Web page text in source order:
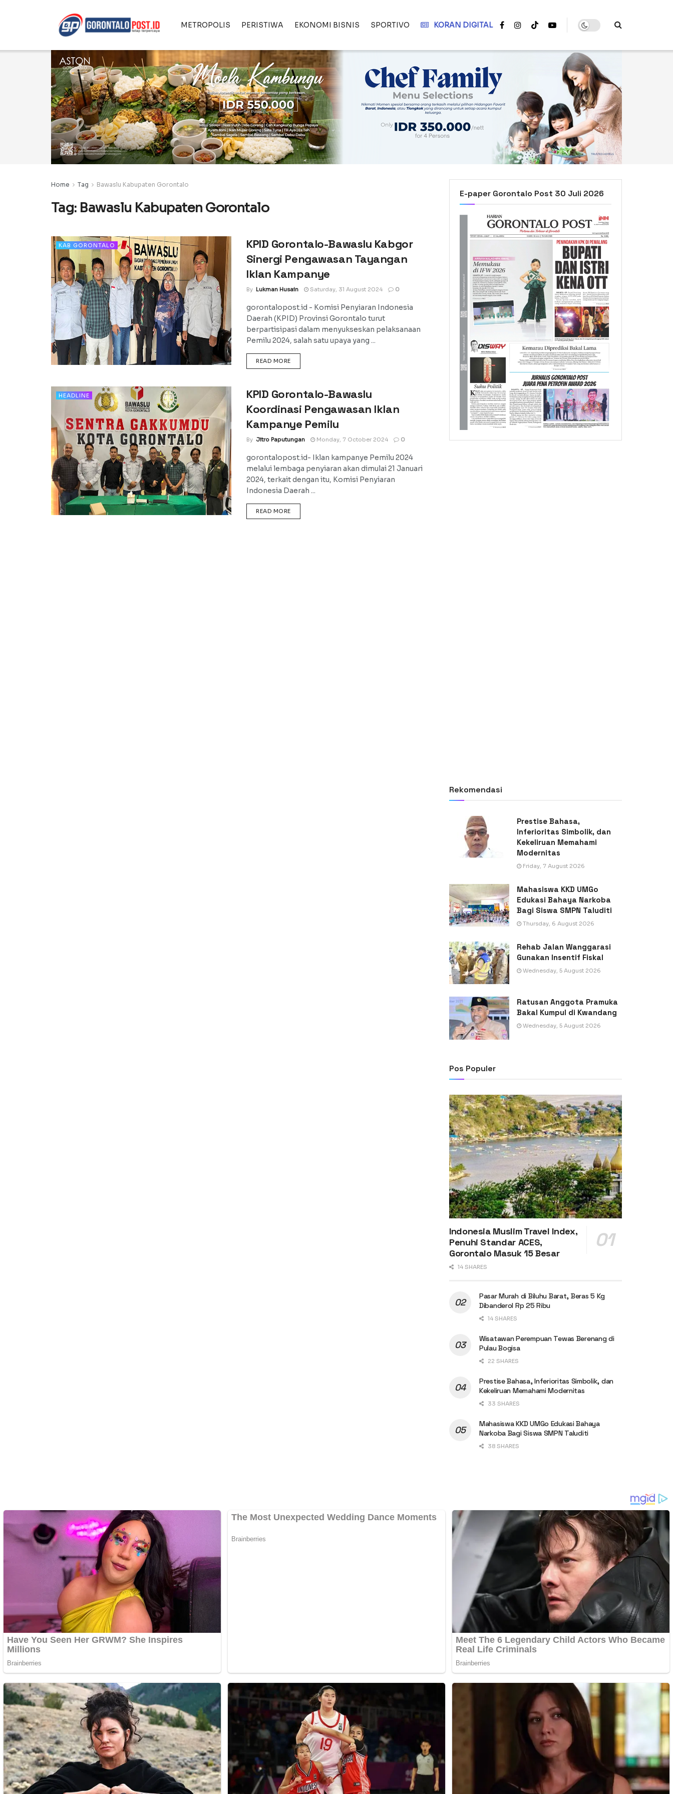
METROPOLIS PERISTIWA EKONOMI BISNIS SPORTIVO KORAN DIGITAL
Home Tag Bawaslu Kabupaten Gorontalo
Tag: Bawaslu Kabupaten Gorontalo
KAB GORONTALO
KPID Gorontalo-Bawaslu Kabgor
Sinergi Pengawasan Tayangan
Iklan Kampanye
By Lukman Husain Saturday, 31 August 2024 0
gorontalopost.id - Komisi Penyiaran Indonesia
Daerah (KPID) Provinsi Gorontalo turut
berpartisipasi dalam menyukseskan pelaksanaan
Pemilu 2024, salah satu upaya yang ...
READ MOREDETAILS
HEADLINE
KPID Gorontalo-Bawaslu
Koordinasi Pengawasan Iklan
Kampanye Pemilu
By Jitro Paputungan Monday, 7 October 2024 0
gorontalopost.id- Iklan kampanye Pemilu 2024
melalui lembaga penyiaran akan dimulai 21 Januari
2024, terkait dengan itu, Komisi Penyiaran
Indonesia Daerah ...
READ MOREDETAILS
E-paper Gorontalo Post 30 Juli 2026
Rekomendasi
Prestise Bahasa,
Inferioritas Simbolik, dan
Kekeliruan Memahami
Modernitas
Friday, 7 August 2026
Mahasiswa KKD UMGo
Edukasi Bahaya Narkoba
Bagi Siswa SMPN Taluditi
Thursday, 6 August 2026
Rehab Jalan Wanggarasi
Gunakan Insentif Fiskal
Wednesday, 5 August 2026
Ratusan Anggota Pramuka
Bakal Kumpul di Kwandang
Wednesday, 5 August 2026
Pos Populer
Indonesia Muslim Travel Index,
Penuhi Standar ACES,
Gorontalo Masuk 15 Besar
14 SHARES
Pasar Murah di Biluhu Barat, Beras 5 Kg
Dibanderol Rp 25 Ribu
14 SHARES
Wisatawan Perempuan Tewas Berenang di
Pulau Bogisa
22 SHARES
Prestise Bahasa, Inferioritas Simbolik, dan
Kekeliruan Memahami Modernitas
33 SHARES
Mahasiswa KKD UMGo Edukasi Bahaya
Narkoba Bagi Siswa SMPN Taluditi
38 SHARES